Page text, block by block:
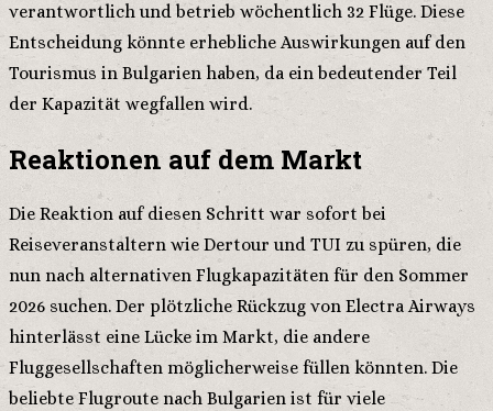
verantwortlich und betrieb wöchentlich 32 Flüge. Diese
Entscheidung könnte erhebliche Auswirkungen auf den
Tourismus in Bulgarien haben, da ein bedeutender Teil
der Kapazität wegfallen wird.
Reaktionen auf dem Markt
Die Reaktion auf diesen Schritt war sofort bei
Reiseveranstaltern wie Dertour und TUI zu spüren, die
nun nach alternativen Flugkapazitäten für den Sommer
2026 suchen. Der plötzliche Rückzug von Electra Airways
hinterlässt eine Lücke im Markt, die andere
Fluggesellschaften möglicherweise füllen könnten. Die
beliebte Flugroute nach Bulgarien ist für viele